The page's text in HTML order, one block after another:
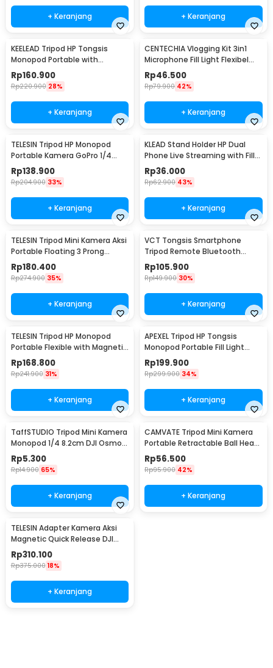
+ Keranjang + Keranjang
KEELEAD Tripod HP Tongsis
Monopod Portable with
Remote Bluetooth - L16
Rp160.900
Rp220.900 28%
+ Keranjang
CENTECHIA Vlogging Kit 3in1
Microphone Fill Light Flexibel
Tripod - AY-49
Rp46.500
Rp79.900 42%
+ Keranjang
TELESIN Tripod HP Monopod
Portable Kamera GoPro 1/4
Inch Screw - GP-AAT-003-DZ
Rp138.900
Rp204.900 33%
+ Keranjang
KLEAD Stand Holder HP Dual
Phone Live Streaming with Fill
Light 15.5cm - XXFT001
Rp36.000
Rp62.900 43%
+ Keranjang
TELESIN Tripod Mini Kamera Aksi
Portable Floating 3 Prong
Monopod - S1-TSS-02
Rp180.400
Rp274.900 35%
+ Keranjang
VCT Tongsis Smartphone
Tripod Remote Bluetooth
Selfie Stick 1.7M - K28
Rp105.900
Rp149.900 30%
+ Keranjang
TELESIN Tripod HP Monopod
Portable Flexible with Magnetic
Phone Holder - P3-FM-02
Rp168.800
Rp241.900 31%
+ Keranjang
APEXEL Tripod HP Tongsis
Monopod Portable Fill Light
Screw 1/4 Inch - APL-JJ077FL
Rp199.900
Rp299.900 34%
+ Keranjang
TaffSTUDIO Tripod Mini Kamera
Monopod 1/4 8.2cm DJI Osmo
Insta360 - YX-82
Rp5.300
Rp14.900 65%
+ Keranjang
CAMVATE Tripod Mini Kamera
Portable Retractable Ball Head
1/4 Monopod - CM-14
Rp56.500
Rp95.900 42%
+ Keranjang
TELESIN Adapter Kamera Aksi
Magnetic Quick Release DJI
Pocket 3/4/4P - S7-JBK-36-
TDJ
Rp310.100
Rp375.000 18%
+ Keranjang